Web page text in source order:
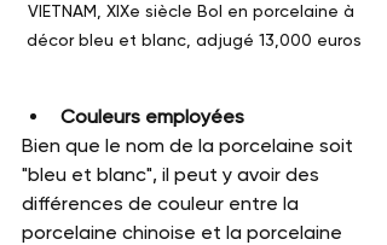
VIETNAM, XIXe siècle Bol en porcelaine à
décor bleu et blanc, adjugé 13,000 euros
Couleurs employées
Bien que le nom de la porcelaine soit
"bleu et blanc", il peut y avoir des
différences de couleur entre la
porcelaine chinoise et la porcelaine